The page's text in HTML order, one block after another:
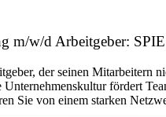
m/w/d Arbeitgeber:
der seinen
fördert
Sie von einem starken